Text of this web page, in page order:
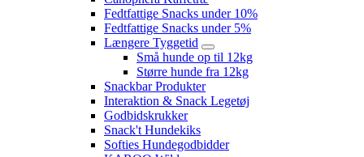
Fedtfattige Snacks under 10%
Fedtfattige Snacks under 5%
Længere Tyggetid
Små hunde op til 12kg
Større hunde fra 12kg
Snackbar Produkter
Interaktion & Snack Legetøj
Godbidskrukker
Snack't Hundekiks
Softies Hundegodbidder